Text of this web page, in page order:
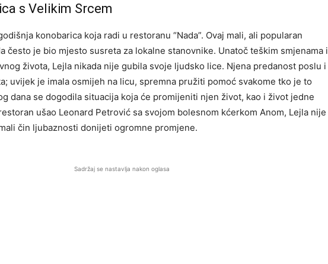
s Velikim Srcem
konobarica koja radi u restoranu “Nada”. Ovaj mali, ali popularan
često je bio mjesto susreta za lokalne stanovnike. Unatoč teškim smjenama i
života, Lejla nikada nije gubila svoje ljudsko lice. Njena predanost poslu i
uvijek je imala osmijeh na licu, spremna pružiti pomoć svakome tko je to
dana se dogodila situacija koja će promijeniti njen život, kao i život jedne
ušao Leonard Petrović sa svojom bolesnom kćerkom Anom, Lejla nije
čin ljubaznosti donijeti ogromne promjene.
Sadržaj se nastavlja nakon oglasa